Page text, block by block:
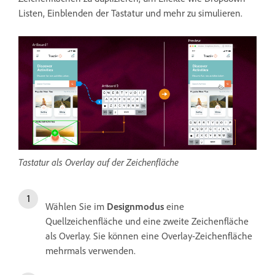
Listen, Einblenden der Tastatur und mehr zu simulieren.
Tastatur als Overlay auf der Zeichenfläche
Wählen Sie im Designmodus eine
Quellzeichenfläche und eine zweite Zeichenfläche
als Overlay. Sie können eine Overlay-Zeichenfläche
mehrmals verwenden.